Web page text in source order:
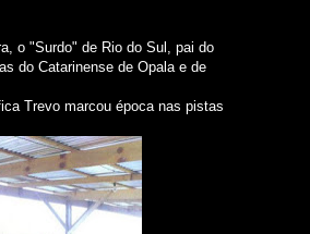
o "Surdo" de Rio do Sul, pai do
do Catarinense de Opala e de
Trevo marcou época nas pistas